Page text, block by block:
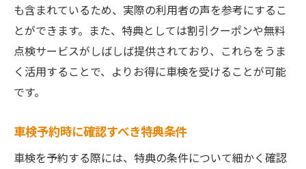
も含まれているため、実際の利用者の声を参考にするこ
とができます。また、特典としては割引クーポンや無料
点検サービスがしばしば提供されており、これらをうま
く活用することで、よりお得に車検を受けることが可能
です。
車検予約時に確認すべき特典条件
車検を予約する際には、特典の条件について細かく確認